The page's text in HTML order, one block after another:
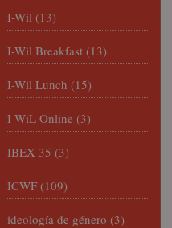
I-Wil (13)
I-Wil Breakfast (13)
I-Wil Lunch (15)
I-WiL Online (3)
IBEX 35 (3)
ICWF (109)
ideología de género (3)